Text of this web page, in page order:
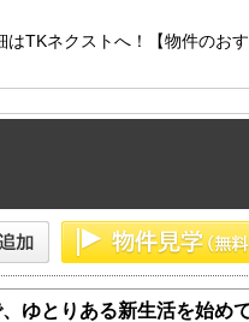
TKネクストへ！【物件のお
ゆとりある新生活を始め
の新築一戸建
の中古一戸建
のマンション
の土地
船橋･市
船橋･市
船橋･市
東京全
東京全
東京全
東京全